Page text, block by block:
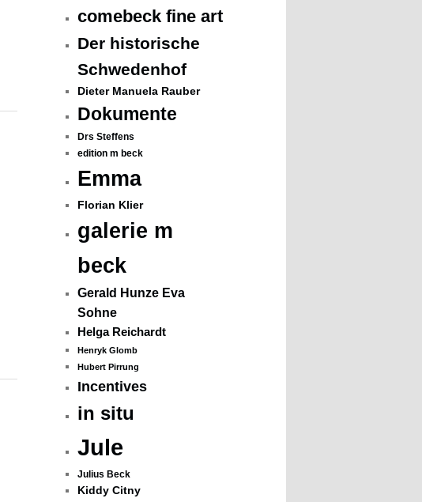
comebeck fine art
Der historische
Schwedenhof
Dieter Manuela Rauber
Dokumente
Drs Steffens
edition m beck
Emma
Florian Klier
galerie m
beck
Gerald Hunze Eva
Sohne
Helga Reichardt
Henryk Glomb
Hubert Pirrung
Incentives
in situ
Jule
Julius Beck
Kiddy Citny